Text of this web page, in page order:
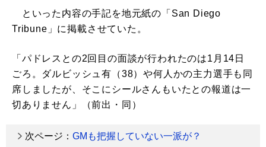
といった内容の手記を地元紙の「San Diego
Tribune」に掲載させていた。
「パドレスとの2回目の面談が行われたのは1月14日
ごろ。ダルビッシュ有（38）や何人かの主力選手も同
席しましたが、そこにシールさんもいたとの報道は一
切ありません」（前出・同）
次ページ： GMも把握していない一派が？